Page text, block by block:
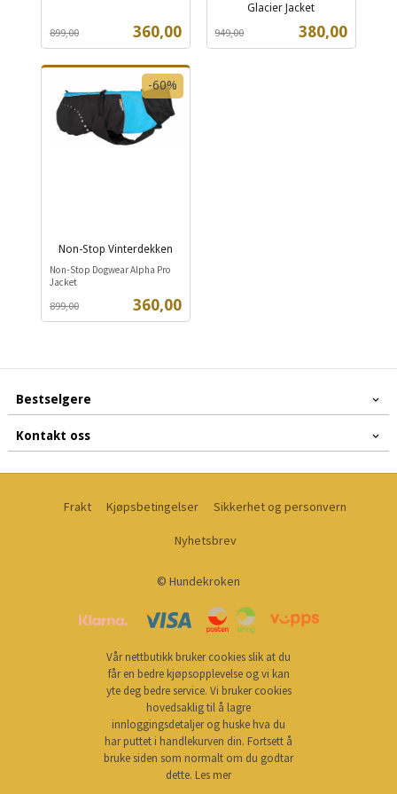
Tilbud
360,00
899,00
Glacier Jacket
Tilbud
380,00
949,00
mva.
Non-Stop Vinterdekken
Tilbud
360,00
899,00
Rabatt
-60%
inkl.
mva.
Non-Stop Dogwear Alpha Pro
Jacket
Bestselgere
Kontakt oss
Frakt Kjøpsbetingelser Sikkerhet og personvern
Nyhetsbrev
© Hundekroken
Vår nettbutikk bruker cookies slik at du
får en bedre kjøpsopplevelse og vi kan
yte deg bedre service. Vi bruker cookies
hovedsaklig til å lagre
innloggingsdetaljer og huske hva du
har puttet i handlekurven din. Fortsett å
bruke siden som normalt om du godtar
dette. Les mer